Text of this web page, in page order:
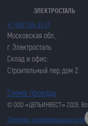
ЭЛЕКТРОСТАЛЬ
+7 (495) 134-31-31
Московская обл.,
г. Электросталь
Склад и офис:
Строительный пер, дом 2
Схема проезда
© ООО «ЦЕПЬИНВЕСТ» 2026.
Политика конфиденциальности
Закрыть попап
ЗАКАЗАТЬ ЦЕПЬ
Закрыть попап
ОСТАВИТЬ ЗАЯВКУ
Закрыть попап
ОСТАВИТЬ ЗАЯВКУ
Закрыть попап
ЗАКАЗАТЬ ЦЕПЬ